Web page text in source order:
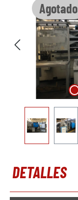
Agotado
DETALLES